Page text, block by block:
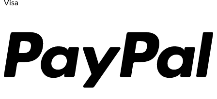
Visa